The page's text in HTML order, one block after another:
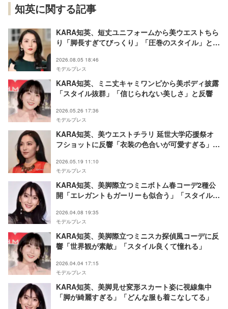
知英に関する記事
KARA知英、短丈ユニフォームから美ウエストちら
り「脚長すぎてびっくり」「圧巻のスタイル」と反
2026.08.05 18:46
モデルプレス
KARA知英、ミニ丈キャミワンピから美ボディ披露
「スタイル抜群」「信じられない美しさ」と反響
2026.05.26 17:36
モデルプレス
KARA知英、美ウエストチラリ 延世大学応援祭オ
フショットに反響「衣装の色合いが可愛すぎる」
2026.05.19 11:10
モデルプレス
KARA知英、美脚際立つミニボトム春コーデ2種公
開「エレガントもガーリーも似合う」「スタイル抜
2026.04.08 19:35
モデルプレス
KARA知英、美脚際立つミニスカ探偵風コーデに反
響「世界観が素敵」「スタイル良くて憧れる」
2026.04.04 17:15
モデルプレス
KARA知英、美脚見せ変形スカート姿に視線集中
「脚が綺麗すぎる」「どんな服も着こなしてる」